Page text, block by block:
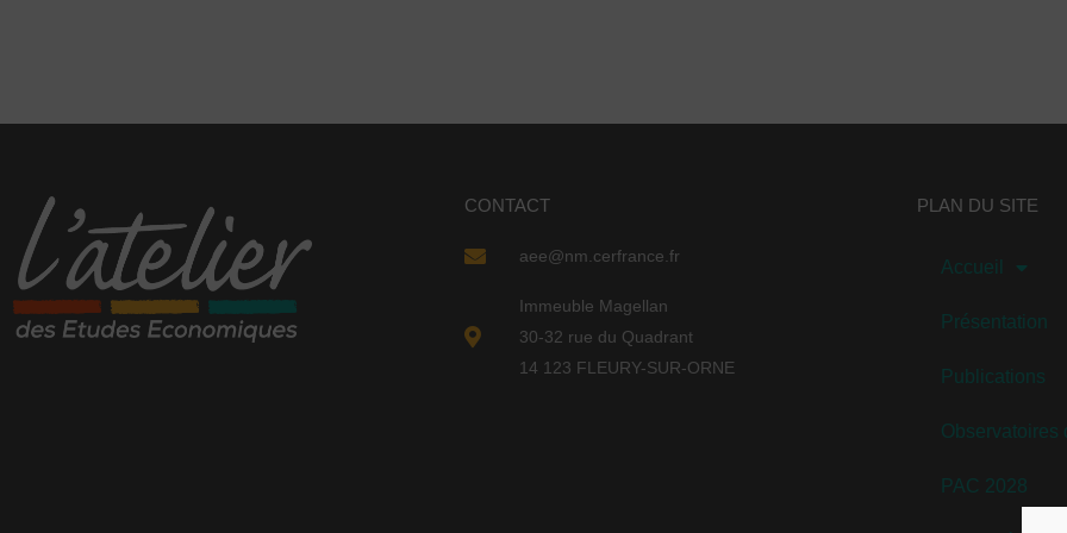
CONTACT
aee@nm.cerfrance.fr
Immeuble Magellan
30-32 rue du Quadrant
14 123 FLEURY-SUR-ORNE
PLAN DU SITE
Accueil
Présentation
Publications
Observatoires
PAC 2028